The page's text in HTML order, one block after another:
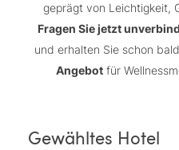
geprägt von Leichtigkeit,
Fragen Sie jetzt
und erhalten Sie schon
Angebotfür
Gewähltes Hotel